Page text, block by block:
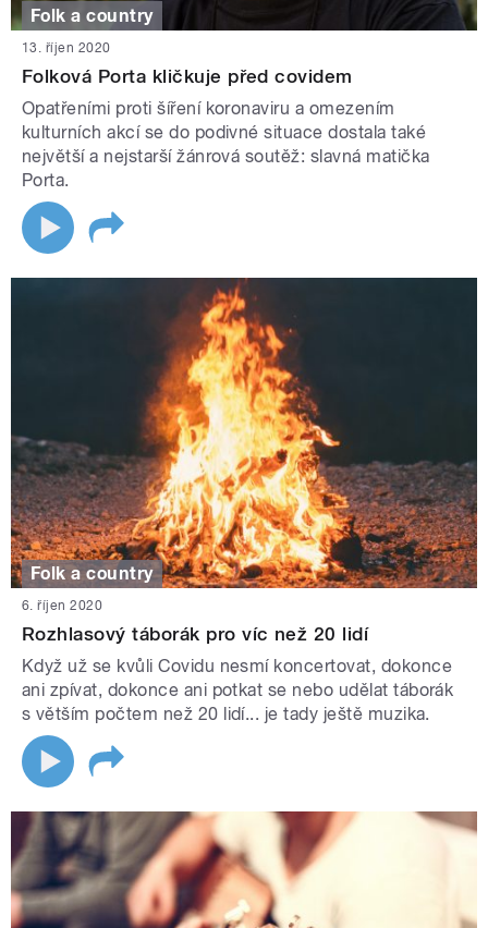
Folk a country
13. říjen 2020
Folková Porta kličkuje před covidem
Opatřeními proti šíření koronaviru a omezením
kulturních akcí se do podivné situace dostala také
největší a nejstarší žánrová soutěž: slavná matička
Porta.
Folk a country
6. říjen 2020
Rozhlasový táborák pro víc než 20 lidí
Když už se kvůli Covidu nesmí koncertovat, dokonce
ani zpívat, dokonce ani potkat se nebo udělat táborák
s větším počtem než 20 lidí... je tady ještě muzika.